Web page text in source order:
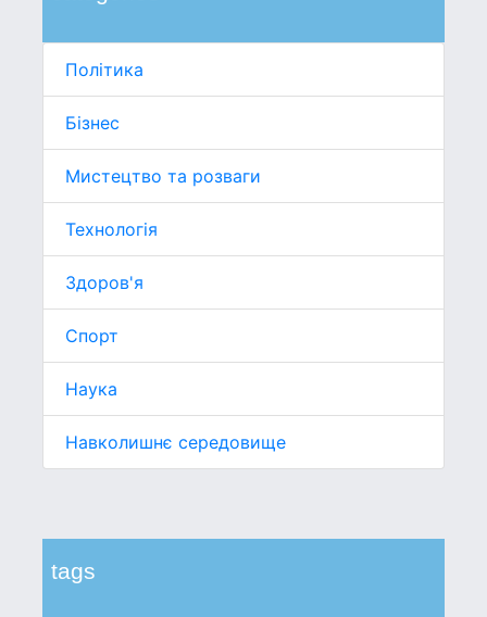
Політика
Бізнес
Мистецтво та розваги
Технологія
Здоров'я
Спорт
Наука
Навколишнє середовище
tags